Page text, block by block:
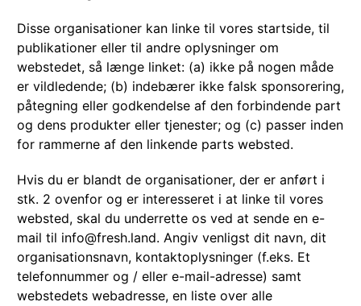
Disse organisationer kan linke til vores startside, til
publikationer eller til andre oplysninger om
webstedet, så længe linket: (a) ikke på nogen måde
er vildledende; (b) indebærer ikke falsk sponsorering,
påtegning eller godkendelse af den forbindende part
og dens produkter eller tjenester; og (c) passer inden
for rammerne af den linkende parts websted.
Hvis du er blandt de organisationer, der er anført i
stk. 2 ovenfor og er interesseret i at linke til vores
websted, skal du underrette os ved at sende en e-
mail til info@fresh.land. Angiv venligst dit navn, dit
organisationsnavn, kontaktoplysninger (f.eks. Et
telefonnummer og / eller e-mail-adresse) samt
webstedets webadresse, en liste over alle